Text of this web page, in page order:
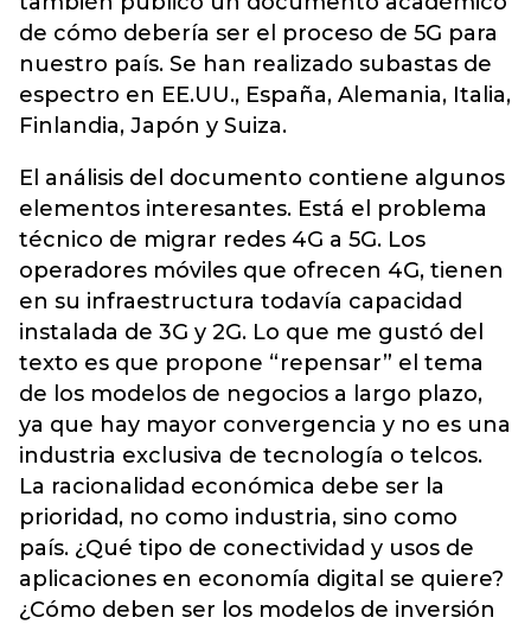
de cómo debería ser el proceso de 5G para
nuestro país. Se han realizado subastas de
espectro en EE.UU., España, Alemania, Italia,
Finlandia, Japón y Suiza.
El análisis del documento contiene algunos
elementos interesantes. Está el problema
técnico de migrar redes 4G a 5G. Los
operadores móviles que ofrecen 4G, tienen
en su infraestructura todavía capacidad
instalada de 3G y 2G. Lo que me gustó del
texto es que propone “repensar” el tema
de los modelos de negocios a largo plazo,
ya que hay mayor convergencia y no es una
industria exclusiva de tecnología o telcos.
La racionalidad económica debe ser la
prioridad, no como industria, sino como
país. ¿Qué tipo de conectividad y usos de
aplicaciones en economía digital se quiere?
¿Cómo deben ser los modelos de inversión